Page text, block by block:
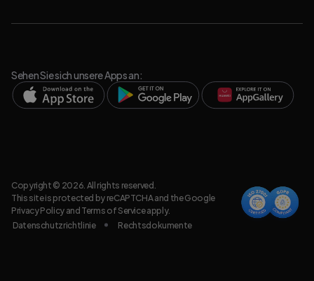
Sehen Sie sich unsere Apps an:
Copyright © 2026. All rights reserved.
This site is protected by reCAPTCHA and the Google
Privacy Policyand Terms of Serviceapply.
Datenschutzrichtlinie
Rechtsdokumente